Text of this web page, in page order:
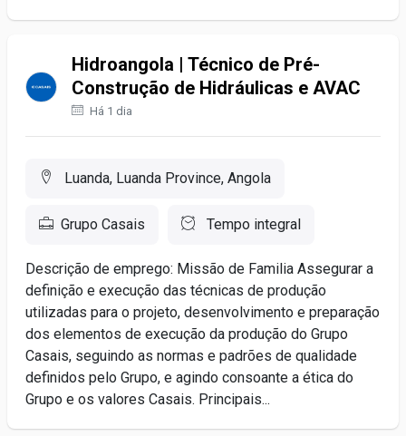
Hidroangola | Técnico de Pré-
Construção de Hidráulicas e AVAC
Há 1 dia
Luanda, Luanda Province, Angola
Grupo Casais Tempo integral
Descrição de emprego: Missão de Familia Assegurar a
definição e execução das técnicas de produção
utilizadas para o projeto, desenvolvimento e preparação
dos elementos de execução da produção do Grupo
Casais, seguindo as normas e padrões de qualidade
definidos pelo Grupo, e agindo consoante a ética do
Grupo e os valores Casais. Principais...